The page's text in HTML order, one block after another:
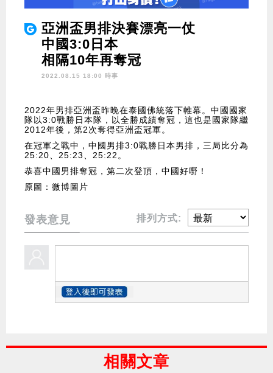
亞洲盃男排決賽漂亮一仗
中國3:0日本
相隔10年再奪冠
2022.08.15 18:00 時事
2022年男排亞洲盃昨晚在泰國佛統落下帷幕。中國國家
隊以3:0戰勝日本隊，以全勝成績奪冠，這也是國家隊繼
2012年後，第2次奪得亞洲盃冠軍。
在冠軍之戰中，中國男排3:0戰勝日本男排，三局比分為
25:20、25:23、25:22。
恭喜中國男排奪冠，第二次登頂，中國好嘢！
原圖：微博圖片
發表意見 排列方式:
相關文章